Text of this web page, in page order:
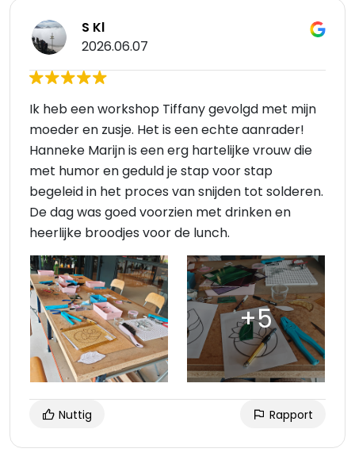
S Kl
2026.06.07
Ik heb een workshop Tiffany gevolgd met mijn
moeder en zusje. Het is een echte aanrader!
Hanneke Marijn is een erg hartelijke vrouw die
met humor en geduld je stap voor stap
begeleid in het proces van snijden tot solderen.
De dag was goed voorzien met drinken en
heerlijke broodjes voor de lunch.
Nuttig Rapport